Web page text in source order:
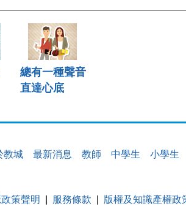
總有一種聲音
直達心底
教城 最新消息 教師 中學生 小學生
策聲明 服務條款 版權及知識產權政